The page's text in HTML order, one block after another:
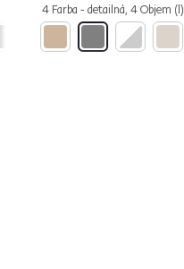
4 Farba - detailná, 4 Objem (l)